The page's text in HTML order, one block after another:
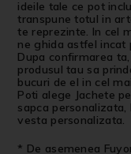
ideile tale ce pot
transpune totul in
te reprezinte. In cel
ne ghida astfel incat
Dupa confirmarea
produsul tau sa
bucuri de el in cel
Poti alege Jachete
sapca
vesta personalizata.
* De asemenea